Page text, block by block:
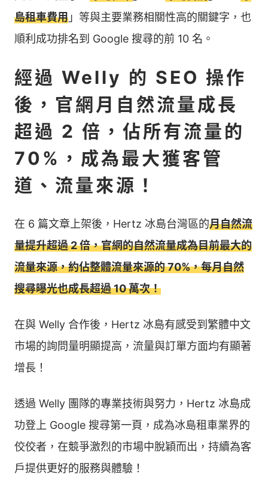
島租車費用 」等與主要業務相關性高的關鍵字，也
順利成功排名到 Google 搜尋的前 10 名。
經過 Welly 的 SEO 操作
後，官網月自然流量成長
超過 2 倍，佔所有流量的
70%，成為最大獲客管
道、流量來源！
在 6 篇文章上架後，Hertz 冰島台灣區的月自然流
量提升超過 2 倍，官網的自然流量成為目前最大的
流量來源，約佔整體流量來源的 70%，每月自然
搜尋曝光也成長超過 10 萬次！
在與 Welly 合作後，Hertz 冰島有感受到繁體中文
市場的詢問量明顯提高，流量與訂單方面均有顯著
增長！
透過 Welly 團隊的專業技術與努力，Hertz 冰島成
功登上 Google 搜尋第一頁，成為冰島租車業界的
佼佼者，在競爭激烈的市場中脫穎而出，持續為客
戶提供更好的服務與體驗！